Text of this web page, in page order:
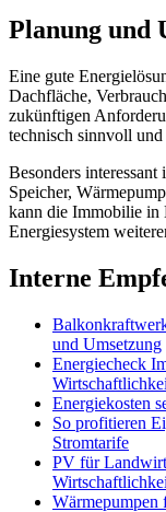
Planung und
Eine gute
Dachfläche,
zukünftigen
technisch sinnvoll
Besonders
Speicher,
kann die Immobilie in
Energiesystem
Interne
und Umsetzung
Energiecheck
Energiekosten
So profitieren
Stromtarife
PV für
Wärmepumpen